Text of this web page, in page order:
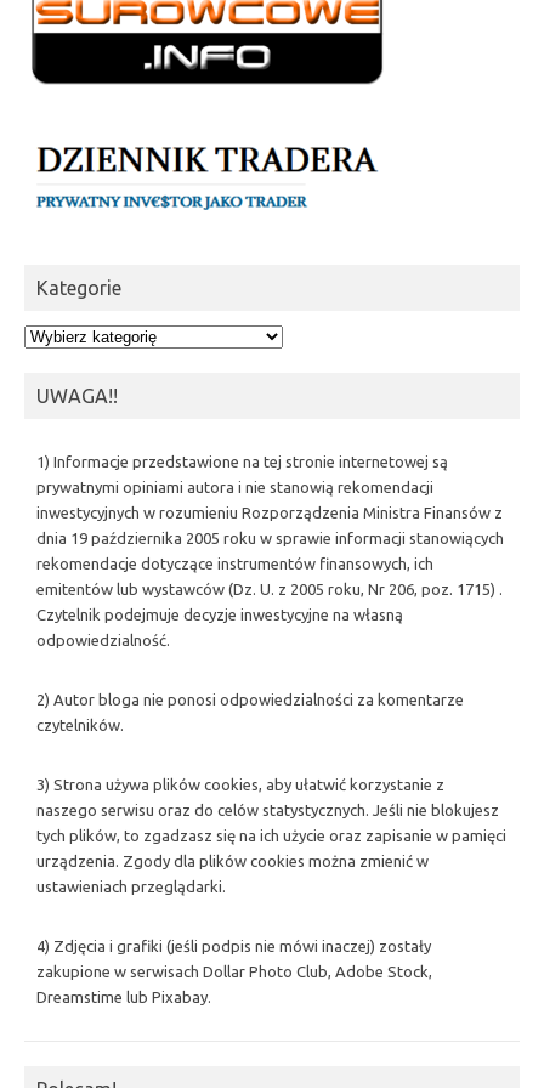
Kategorie
Kategorie
UWAGA!!
1) Informacje przedstawione na tej stronie internetowej są
prywatnymi opiniami autora i nie stanowią rekomendacji
inwestycyjnych w rozumieniu Rozporządzenia Ministra Finansów z
dnia 19 października 2005 roku w sprawie informacji stanowiących
rekomendacje dotyczące instrumentów finansowych, ich
emitentów lub wystawców (Dz. U. z 2005 roku, Nr 206, poz. 1715) .
Czytelnik podejmuje decyzje inwestycyjne na własną
odpowiedzialność.
2) Autor bloga nie ponosi odpowiedzialności za komentarze
czytelników.
3) Strona używa plików cookies, aby ułatwić korzystanie z
naszego serwisu oraz do celów statystycznych. Jeśli nie blokujesz
tych plików, to zgadzasz się na ich użycie oraz zapisanie w pamięci
urządzenia. Zgody dla plików cookies można zmienić w
ustawieniach przeglądarki.
4) Zdjęcia i grafiki (jeśli podpis nie mówi inaczej) zostały
zakupione w serwisach Dollar Photo Club, Adobe Stock,
Dreamstime lub Pixabay.